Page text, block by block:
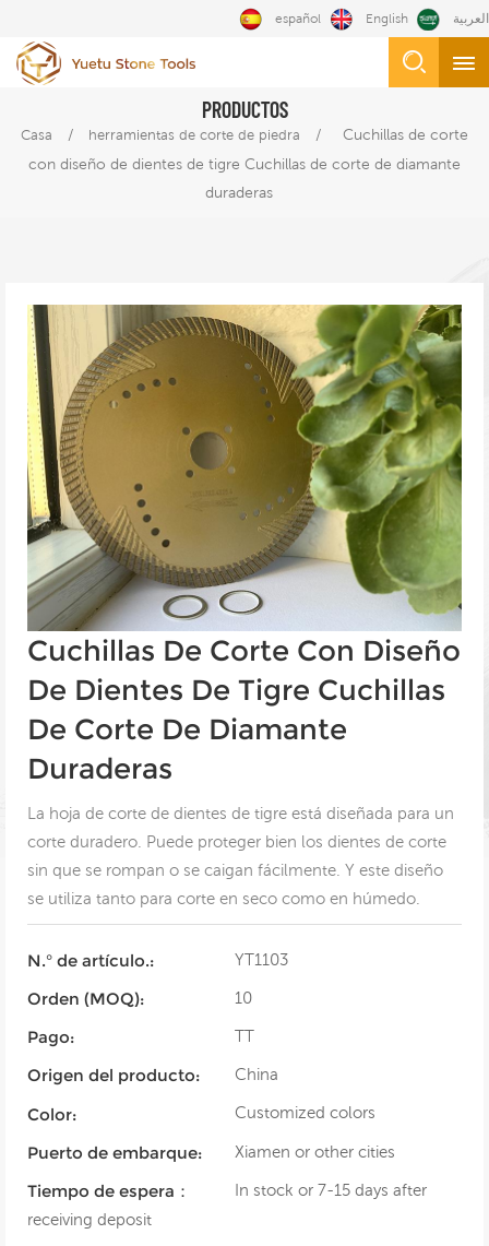
español English العربية
PRODUCTOS
Casa / herramientas de corte de piedra /
Cuchillas de corte
con diseño de dientes de tigre Cuchillas de corte de diamante
duraderas
Cuchillas De Corte Con Diseño
De Dientes De Tigre Cuchillas
De Corte De Diamante
Duraderas
La hoja de corte de dientes de tigre está diseñada para un
corte duradero. Puede proteger bien los dientes de corte
sin que se rompan o se caigan fácilmente. Y este diseño
se utiliza tanto para corte en seco como en húmedo.
N.° de artículo.: YT1103
Orden (MOQ): 10
Pago: TT
Origen del producto: China
Color: Customized colors
Puerto de embarque: Xiamen or other cities
Tiempo de espera：
In stock or 7-15 days after
receiving deposit